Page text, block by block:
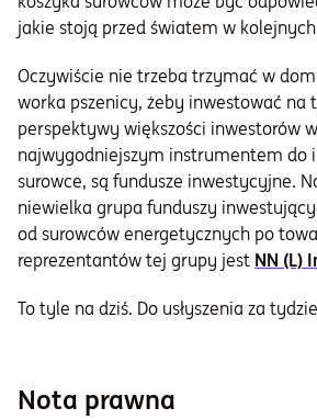
jakie stoją przed światem w
Oczywiście nie trzeba trzymać w
worka pszenicy, żeby inwestować na
perspektywy większości inwestorów
najwygodniejszym instrumentem do
surowce, są fundusze inwestycyjne.
niewielka grupa funduszy
od surowców energetycznych po
reprezentantów tej grupy jest NN (L)
To tyle na dziś. Do usłyszenia za
Nota prawna